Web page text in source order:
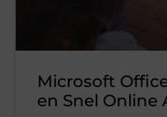
Microsoft
en Snel Online